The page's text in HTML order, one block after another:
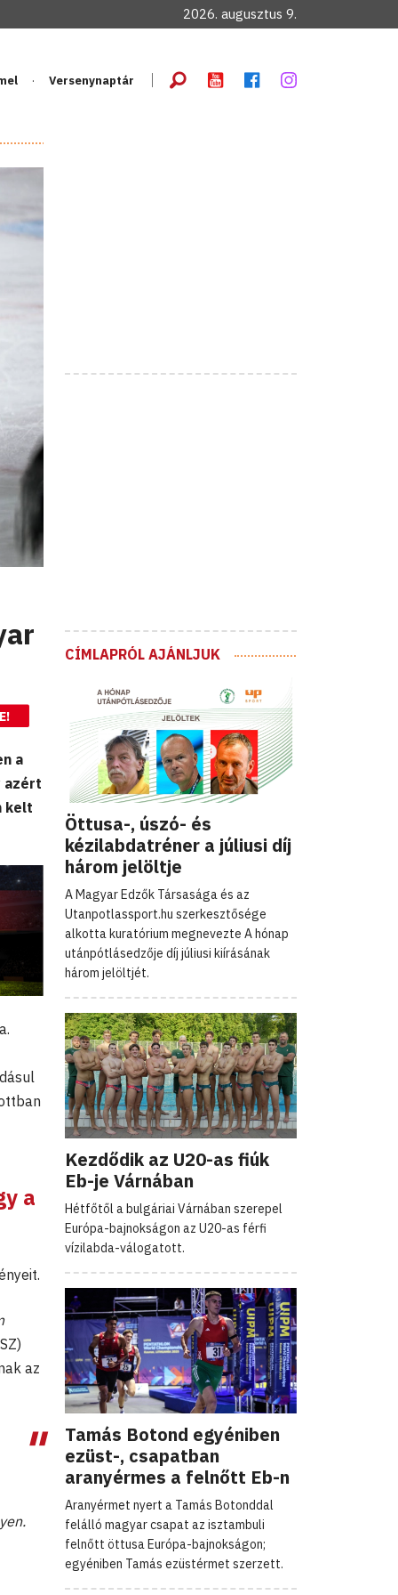
2026. augusztus 9.
Versenynaptár
a
azért
kelt
a
az
CÍMLAPRÓL AJÁNLJUK
Öttusa-, úszó- és
kézilabdatréner a júliusi díj
három jelöltje
A Magyar Edzők Társasága és az
Utanpotlassport.hu szerkesztősége
alkotta kuratórium megnevezte A hónap
utánpótlásedzője díj júliusi kiírásának
három jelöltjét.
Kezdődik az U20-as fiúk
Eb-je Várnában
Hétfőtől a bulgáriai Várnában szerepel
Európa-bajnokságon az U20-as férfi
vízilabda-válogatott.
Tamás Botond egyéniben
ezüst-, csapatban
aranyérmes a felnőtt Eb-n
Aranyérmet nyert a Tamás Botonddal
felálló magyar csapat az isztambuli
felnőtt öttusa Európa-bajnokságon;
egyéniben Tamás ezüstérmet szerzett.